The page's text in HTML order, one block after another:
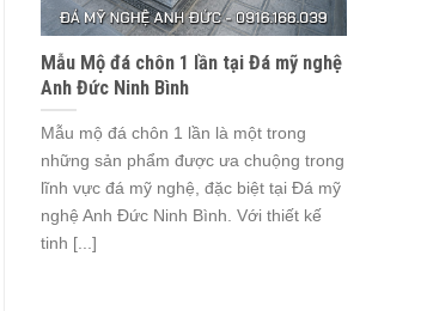
Mẫu Mộ đá chôn 1 lần tại Đá mỹ nghệ
Anh Đức Ninh Bình
Mẫu mộ đá chôn 1 lần là một trong
những sản phẩm được ưa chuộng trong
lĩnh vực đá mỹ nghệ, đặc biệt tại Đá mỹ
nghệ Anh Đức Ninh Bình. Với thiết kế
tinh [...]